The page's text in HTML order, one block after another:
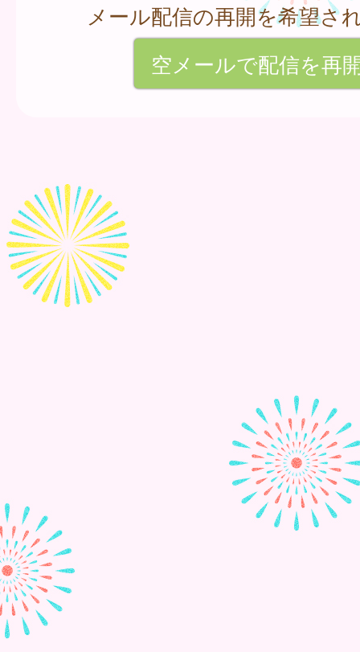
メール配信の再開を希望さ
空メールで配信を再